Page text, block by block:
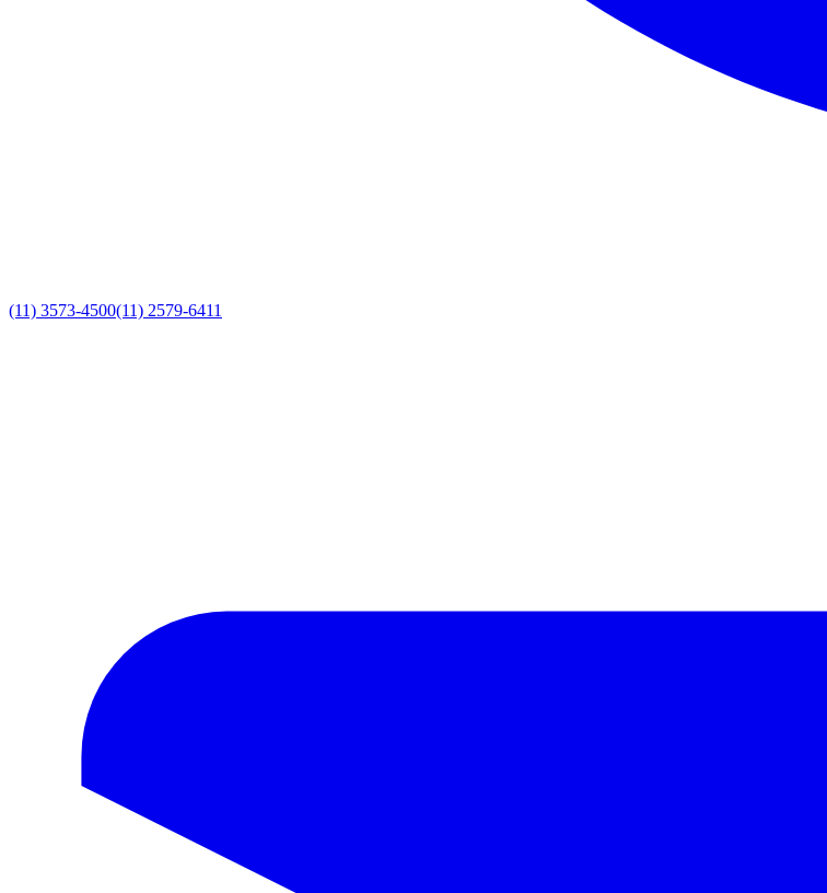
(11) 3573-4500(11) 2579-6411